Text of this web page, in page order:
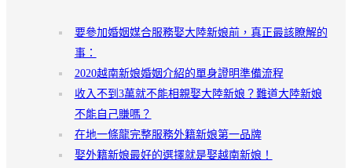
要參加婚姻媒合服務娶大陸新娘前，真正最該瞭解的
事：
2020越南新娘婚姻介紹的單身證明準備流程
收入不到3萬就不能相親娶大陸新娘？難道大陸新娘
不能自己賺嗎？
在地一條龍完整服務外籍新娘第一品牌
娶外籍新娘最好的選擇就是娶越南新娘！